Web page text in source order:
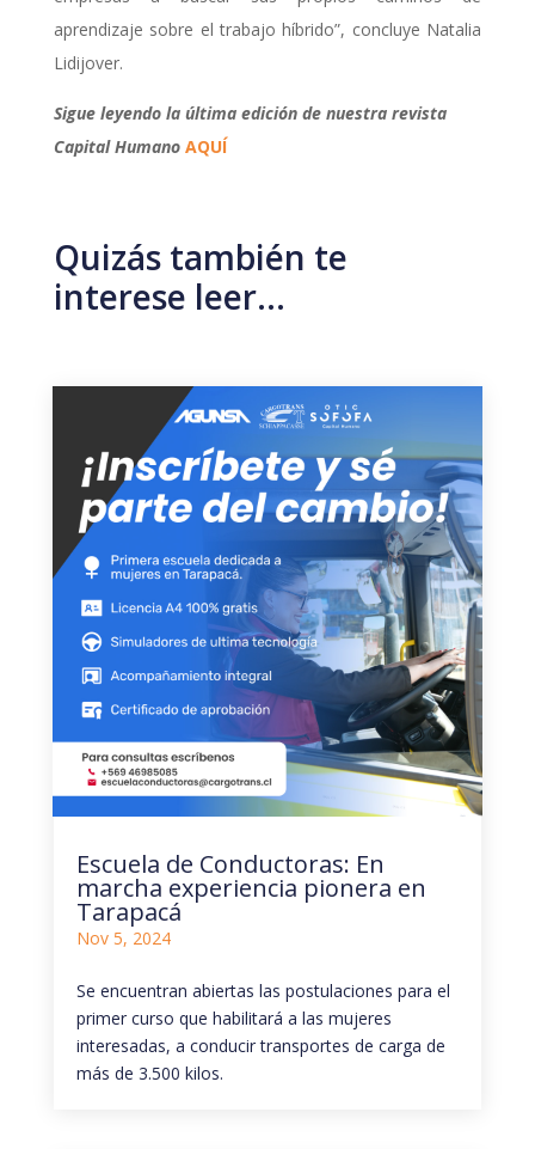
aprendizaje sobre el trabajo híbrido”, concluye Natalia
Lidijover.
Sigue leyendo la última edición de nuestra revista
Capital Humano AQUÍ
Quizás también te
interese leer…
Escuela de Conductoras: En
marcha experiencia pionera en
Tarapacá
Nov 5, 2024
Se encuentran abiertas las postulaciones para el
primer curso que habilitará a las mujeres
interesadas, a conducir transportes de carga de
más de 3.500 kilos.